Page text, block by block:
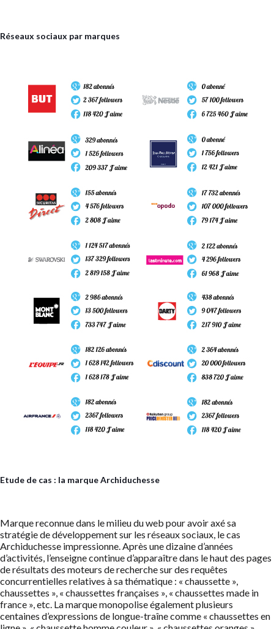
Réseaux sociaux par marques
Etude de cas : la marque Archiduchesse
Marque reconnue dans le milieu du web pour avoir axé sa
stratégie de développement sur les réseaux sociaux, le cas
Archiduchesse impressionne. Après une dizaine d’années
d’activités, l’enseigne continue d’apparaître dans le haut des pages
de résultats des moteurs de recherche sur des requêtes
concurrentielles relatives à sa thématique : « chaussette »,
chaussettes », « chaussettes françaises », « chaussettes made in
france », etc. La marque monopolise également plusieurs
centaines d’expressions de longue-traîne comme « chaussettes en